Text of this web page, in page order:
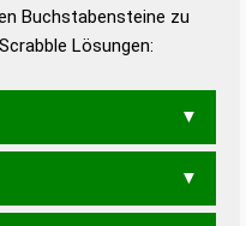
deutsche Grammatik
Buchstabensteine zu
Lösungen: